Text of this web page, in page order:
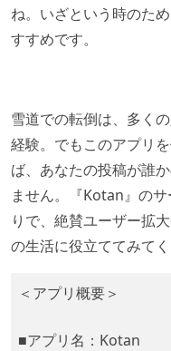
ね。いざという時のた
すすめです。
雪道での転倒は、多く
経験。でもこのアプリ
ば、あなたの投稿が誰
ません。『Kotan』の
りで、絶賛ユーザー拡
の生活に役立ててみてく
＜アプリ概要＞
■アプリ名：Kotan